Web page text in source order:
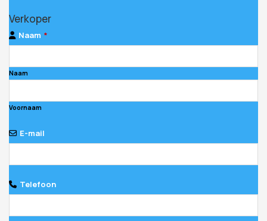
Company
Name *
Verkoper
Naam *
Naam
Voornaam
E-mail
Telefoon